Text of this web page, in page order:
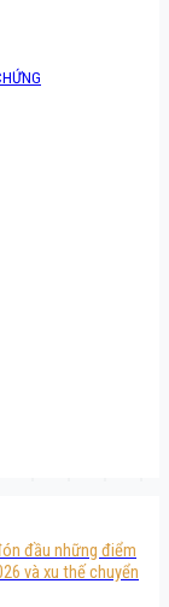
đầu những điểm
và xu thế chuyển